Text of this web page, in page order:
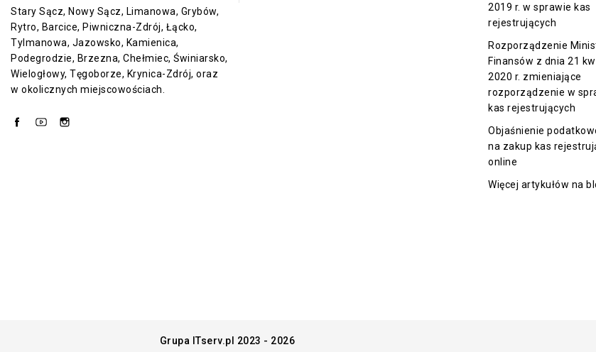
Stary Sącz, Nowy Sącz, Limanowa, Grybów,
Rytro, Barcice, Piwniczna-Zdrój, Łącko,
Tylmanowa, Jazowsko, Kamienica,
Podegrodzie, Brzezna, Chełmiec, Świniarsko,
Wielogłowy, Tęgoborze, Krynica-Zdrój, oraz
w okolicznych miejscowościach.
FacebookYouTube
2019 r. w sprawie kas
rejestrujących
Rozporządzenie
Finansów z dnia 21
2020 r. zmieniające
rozporządzenie w
kas rejestrujących
Objaśnienie
na zakup kas
online
Więcej artykułów na
Grupa ITserv.pl 2023 - 2026